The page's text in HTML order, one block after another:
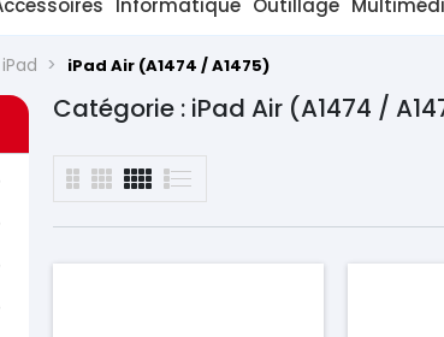
Informatique Outillage
iPad iPad Air (A1474 / A1475)
Catégorie : iPad Air (A1474 /